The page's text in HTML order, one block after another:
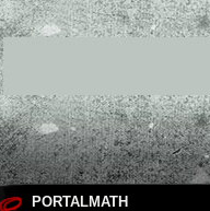
PORTALMATH